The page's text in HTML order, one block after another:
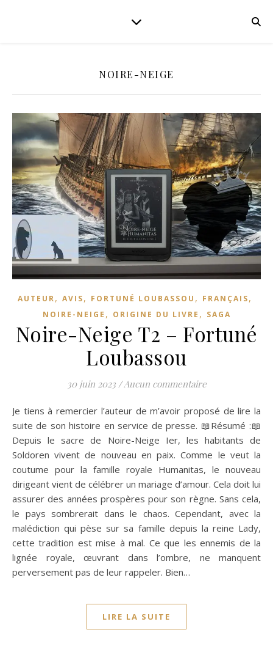
NOIRE-NEIGE
AUTEUR, AVIS, FORTUNÉ LOUBASSOU , FRANÇAIS,
NOIRE-NEIGE , ORIGINE DU LIVRE , SAGA
Noire-Neige T2 – Fortuné
Loubassou
30 juin 2023 / Aucun commentaire
Je tiens à remercier l’auteur de m’avoir proposé de lire la
suite de son histoire en service de presse. 📖Résumé :📖
Depuis le sacre de Noire-Neige Ier, les habitants de
Soldoren vivent de nouveau en paix. Comme le veut la
coutume pour la famille royale Humanitas, le nouveau
dirigeant vient de célébrer un mariage d’amour. Cela doit lui
assurer des années prospères pour son règne. Sans cela,
le pays sombrerait dans le chaos. Cependant, avec la
malédiction qui pèse sur sa famille depuis la reine Lady,
cette tradition est mise à mal. Ce que les ennemis de la
lignée royale, œuvrant dans l’ombre, ne manquent
perversement pas de leur rappeler. Bien…
LIRE LA SUITE